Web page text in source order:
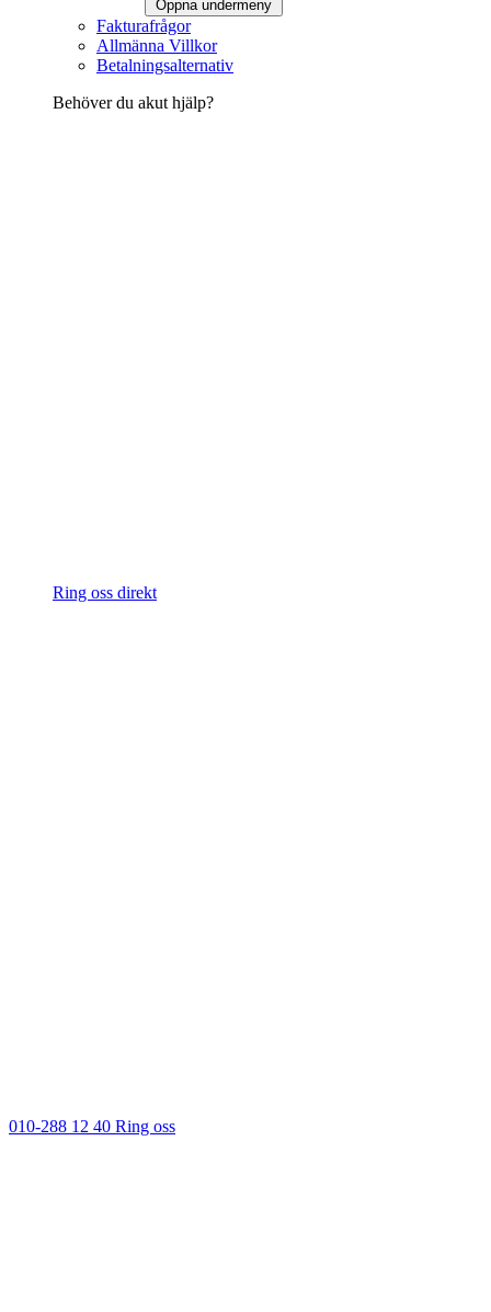
Öppna undermeny
Fakturafrågor
Allmänna Villkor
Betalningsalternativ
Behöver du akut hjälp?
Ring oss direkt
010-288 12 40 Ring oss